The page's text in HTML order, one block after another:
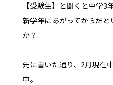
【受験生】と聞くと中学3
新学年にあがってからだ
か？
先に書いた通り、2月現在
中。